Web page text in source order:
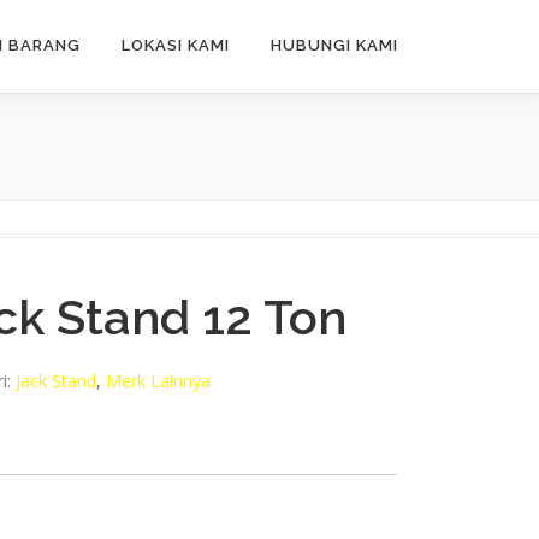
BARANG LOKASI KAMI HUBUNGI KAMI
Stand 12 Ton
Jack Stand, Merk Lainnya